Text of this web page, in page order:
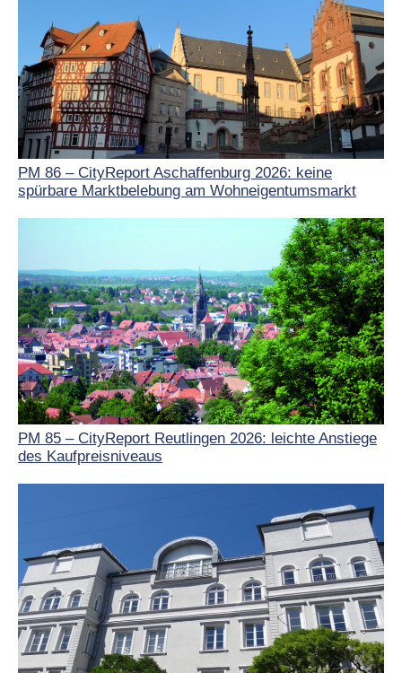
PM 86 – CityReport Aschaffenburg 2026: keine
spürbare Marktbelebung am Wohneigentumsmarkt
PM 85 – CityReport Reutlingen 2026: leichte Anstiege
des Kaufpreisniveaus